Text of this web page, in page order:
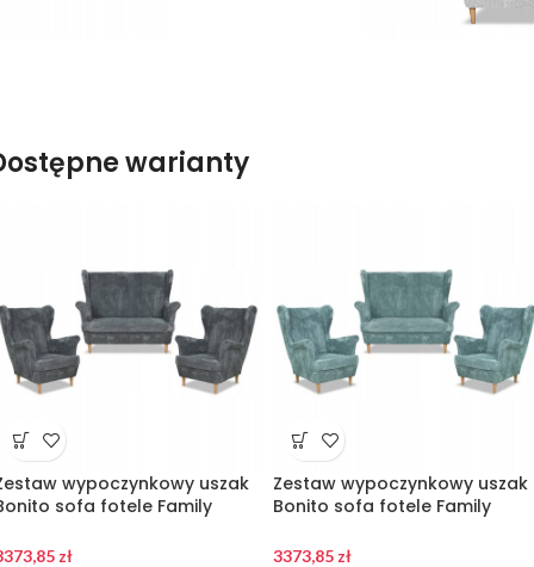
warianty
wypoczynkowy uszak
sofa fotele Family
zł
Zestaw wypoczynkowy uszak
Bonito sofa fotele Family
3373,85 zł